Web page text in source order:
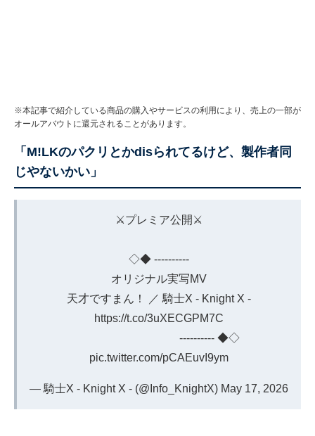
※本記事で紹介している商品の購入やサービスの利用により、売上の一部が
オールアバウトに還元されることがあります。
「M!LKのパクリとかdisられてるけど、製作者同
じやないかい」
⚔️プレミア公開⚔️
◇◆ ----------
オリジナル実写MV
天才ですまん！ ／ 騎士X - Knight X -
https://t.co/3uXECGPM7C
---------- ◆◇
pic.twitter.com/pCAEuvI9ym
— 騎士X - Knight X - (@Info_KnightX) May 17, 2026